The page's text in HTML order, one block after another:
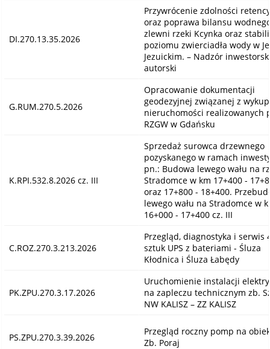
DI.270.13.35.2026
Przywrócenie zdolności
oraz poprawa bilansu
zlewni rzeki Kcynka oraz
poziomu zwierciadła wody w
Jezuickim. – Nadzór
autorski
G.RUM.270.5.2026
Opracowanie dokumentacji
geodezyjnej związanej z
nieruchomości realizowanych
RZGW w Gdańsku
K.RPI.532.8.2026 cz. III
Sprzedaż surowca drzewnego
pozyskanego w ramach
pn.: Budowa lewego wału na
Stradomce w km 17+400 -
oraz 17+800 - 18+400.
lewego wału na Stradomce w
16+000 - 17+400 cz. III
C.ROZ.270.3.213.2026
Przegląd, diagnostyka i serwis
sztuk UPS z bateriami - Śluza
Kłodnica i Śluza Łabędy
PK.ZPU.270.3.17.2026
Uruchomienie instalacji
na zapleczu technicznym zb.
NW KALISZ – ZZ KALISZ
PS.ZPU.270.3.39.2026
Przegląd roczny pomp na
Zb. Poraj